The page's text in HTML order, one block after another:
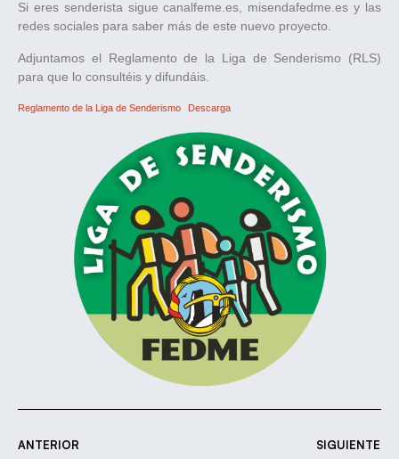
Si eres senderista sigue canalfeme.es, misendafedme.es y las
redes sociales para saber más de este nuevo proyecto.
Adjuntamos el Reglamento de la Liga de Senderismo (RLS)
para que lo consultéis y difundáis.
Reglamento de la Liga de Senderismo Descarga
ANTERIOR SIGUIENTE